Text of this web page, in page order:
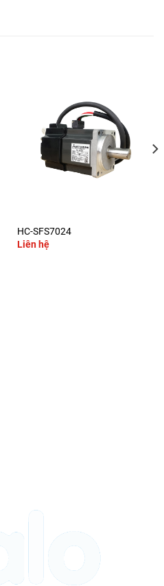
HC-SFS7024
Liên hệ